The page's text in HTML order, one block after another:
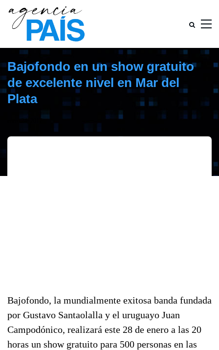
Bajofondo en un show gratuito
de excelente nivel en Mar del
Plata
Bajofondo, la mundialmente exitosa banda fundada
por Gustavo Santaolalla y el uruguayo Juan
Campodónico, realizará este 28 de enero a las 20
horas un show gratuito para 500 personas en las